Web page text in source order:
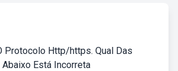
Protocolo Http/https. Qual Das
Está Incorreta